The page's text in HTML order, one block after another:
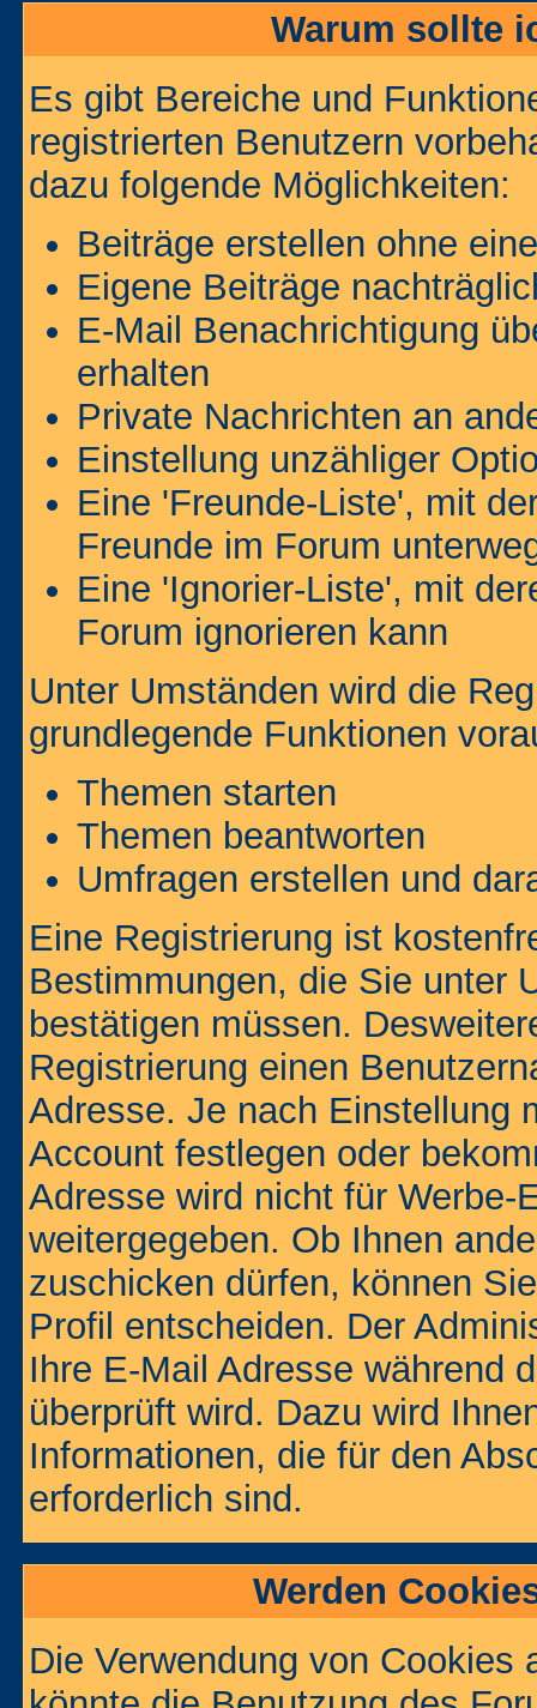
Warum sollte
Es gibt Bereiche und
registrierten Benutzern
dazu folgende Möglichkeiten:
Beiträge erstellen ohne
Eigene Beiträge
E-Mail Benachrichtigung
erhalten
Private Nachrichten an
Einstellung unzähliger
Eine 'Freunde-Liste', mit
Freunde im Forum
Eine 'Ignorier-Liste', mit
Forum ignorieren kann
Unter Umständen wird die
grundlegende Funktionen
Themen starten
Themen beantworten
Umfragen erstellen und
Eine Registrierung ist
Bestimmungen, die Sie unter
bestätigen müssen.
Registrierung einen
Adresse. Je nach Einstellung
Account festlegen oder
Adresse wird nicht für
weitergegeben. Ob Ihnen
zuschicken dürfen, können
Profil entscheiden. Der
Ihre E-Mail Adresse während
überprüft wird. Dazu wird
Informationen, die für den
erforderlich sind.
Werden
Die Verwendung von